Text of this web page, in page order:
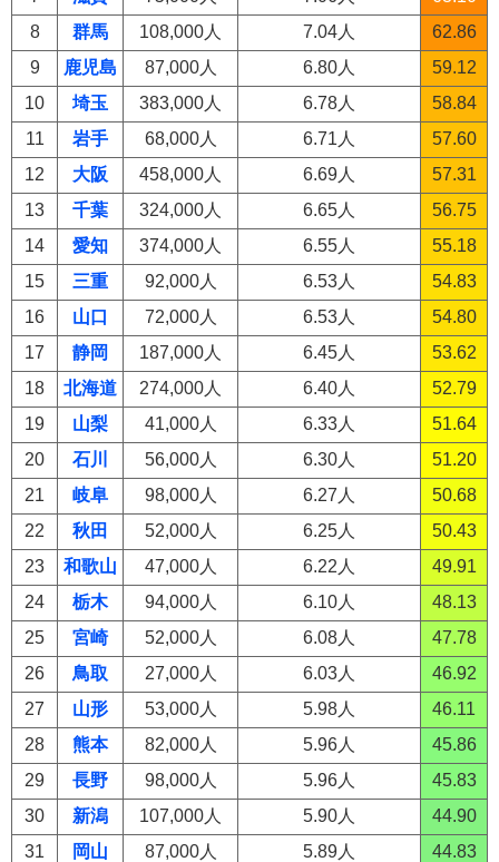
8
群馬 108,000人 7.04人
62.86
9
鹿児島 87,000人 6.80人
59.12
10
埼玉 383,000人 6.78人
58.84
11
岩手 68,000人 6.71人
57.60
12
大阪 458,000人 6.69人
57.31
13
千葉 324,000人 6.65人
56.75
14
愛知 374,000人 6.55人
55.18
15
三重 92,000人 6.53人
54.83
16
山口 72,000人 6.53人
54.80
17
静岡 187,000人 6.45人
53.62
18
北海道 274,000人 6.40人
52.79
19
山梨 41,000人 6.33人
51.64
20
石川 56,000人 6.30人
51.20
21
岐阜 98,000人 6.27人
50.68
22
秋田 52,000人 6.25人
50.43
23
和歌山 47,000人 6.22人
49.91
24
栃木 94,000人 6.10人
48.13
25
宮崎 52,000人 6.08人
47.78
26
鳥取 27,000人 6.03人
46.92
27
山形 53,000人 5.98人
46.11
28
熊本 82,000人 5.96人
45.86
29
長野 98,000人 5.96人
45.83
30
新潟 107,000人 5.90人
44.90
31
岡山 87,000人 5.89人
44.83